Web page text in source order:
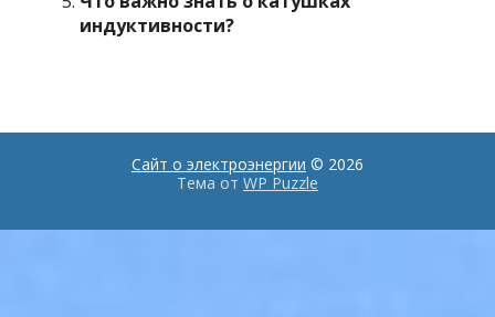
индуктивности?
Сайт о электроэнергии © 2026
Тема от WP Puzzle